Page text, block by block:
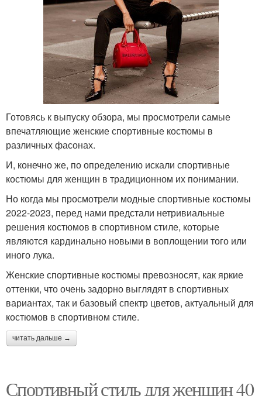
Готовясь к выпуску обзора, мы просмотрели самые
впечатляющие женские спортивные костюмы в
различных фасонах.
И, конечно же, по определению искали спортивные
костюмы для женщин в традиционном их понимании.
Но когда мы просмотрели модные спортивные костюмы
2022-2023, перед нами предстали нетривиальные
решения костюмов в спортивном стиле, которые
являются кардинально новыми в воплощении того или
иного лука.
Женские спортивные костюмы превозносят, как яркие
оттенки, что очень задорно выглядят в спортивных
вариантах, так и базовый спектр цветов, актуальный для
костюмов в спортивном стиле.
читать дальше →
Спортивный стиль для женщин 40